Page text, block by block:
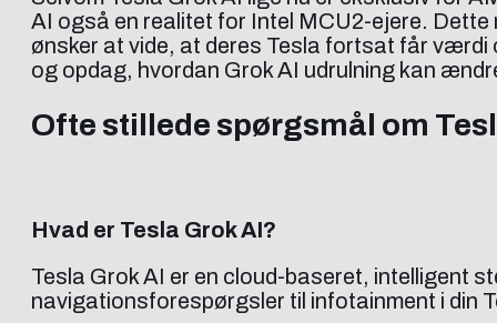
AI også en realitet for Intel MCU2-ejere.
ønsker at vide, at deres Tesla fortsat får værdi
og opdag, hvordan Grok AI udrulning kan
Ofte stillede spørgsmål om
Hvad er Tesla Grok AI?
Tesla Grok AI er en cloud-baseret, intelligent
navigationsforespørgsler til infotainment i din